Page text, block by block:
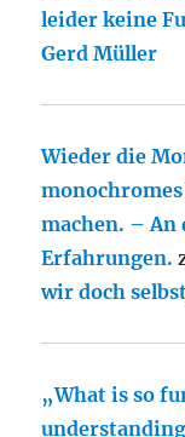
leider keine
Gerd Müller
Wieder die
machen. – An
Erfahrungen.
wir doch
„What is so